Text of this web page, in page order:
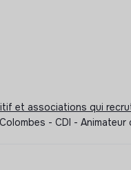
et associations qui
- CDI -